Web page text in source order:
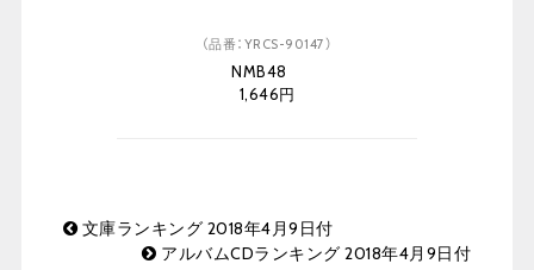
（品番：YRCS-90147）
NMB48
1,646円
文庫ランキング 2018年4月9日付
アルバムCDランキング 2018年4月9日付